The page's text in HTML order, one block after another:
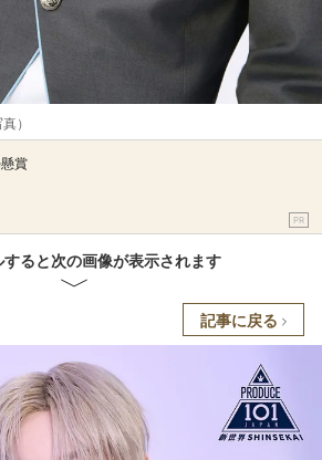
）
賞
PR
ると次の画像が表示されます
記事に戻る